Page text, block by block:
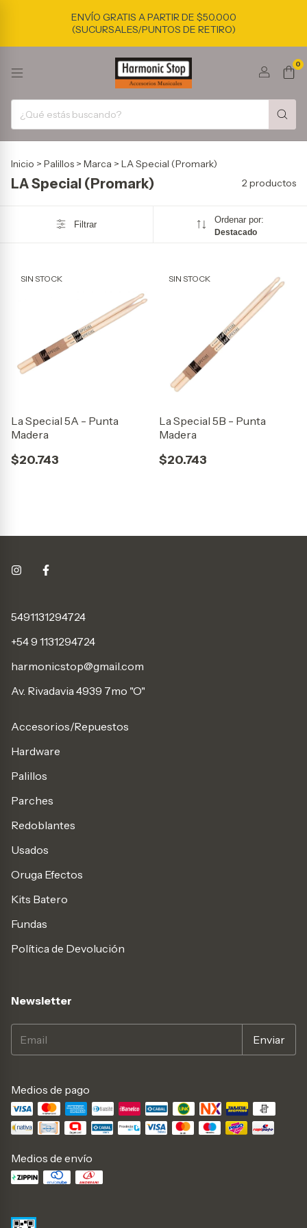
ENVÍO GRATIS A PARTIR DE $50.000
(SUCURSALES/PUNTOS DE RETIRO)
0
Inicio > Palillos > Marca > LA Special (Promark)
LA Special (Promark) 2 productos
Filtrar Ordenar por:
Destacado
SIN STOCK
La Special 5A - Punta
Madera
$20.743
SIN STOCK
La Special 5B - Punta
Madera
$20.743
5491131294724
+54 9 1131294724
harmonicstop@gmail.com
Av. Rivadavia 4939 7mo "O"
Accesorios/Repuestos
Hardware
Palillos
Parches
Redoblantes
Usados
Oruga Efectos
Kits Batero
Fundas
Política de Devolución
Newsletter
Medios de pago
Medios de envío